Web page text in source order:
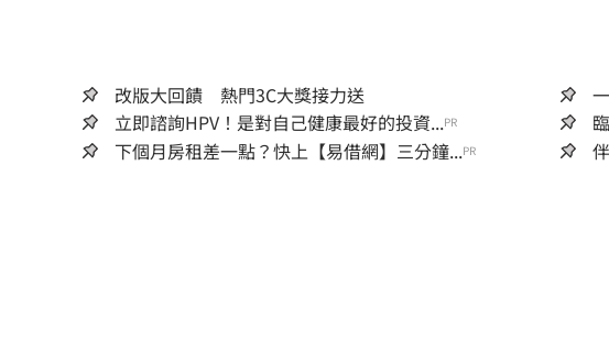
改版大回饋 熱門3C大獎接力送
立即諮詢HPV！是對自己健康最好的投資...PR
下個月房租差一點？快上【易借網】三分鐘...PR